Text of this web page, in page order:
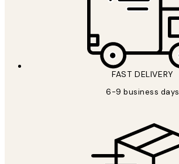
FAST DELIVERY
6-9 business days